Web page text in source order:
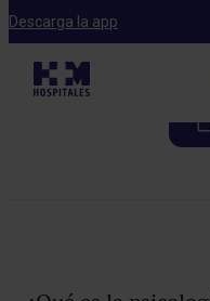
Descarga la app
Especialidades